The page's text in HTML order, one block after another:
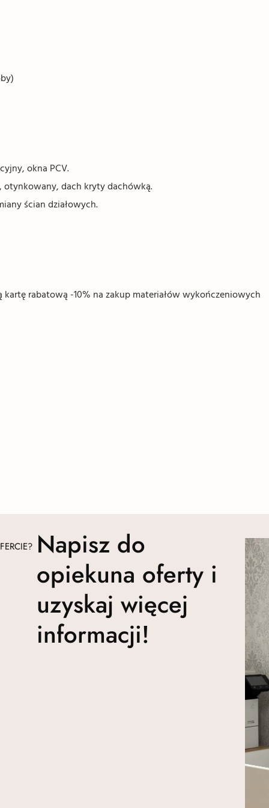
okna PCV.
otynkowany, dach kryty dachówką.
ścian działowych.
rabatową -10% na zakup materiałów wykończeniowych
Napisz do
opiekuna oferty i
uzyskaj więcej
informacji!